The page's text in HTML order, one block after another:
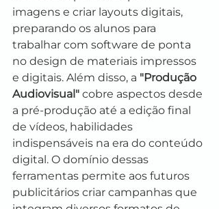
imagens e criar layouts digitais,
preparando os alunos para
trabalhar com software de ponta
no design de materiais impressos
e digitais. Além disso, a "Produção
Audiovisual" cobre aspectos desde
a pré-produção até a edição final
de vídeos, habilidades
indispensáveis na era do conteúdo
digital. O domínio dessas
ferramentas permite aos futuros
publicitários criar campanhas que